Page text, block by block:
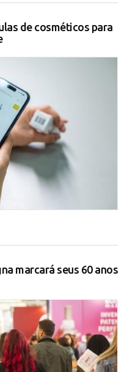
de cosméticos para
marcará seus 60 anos